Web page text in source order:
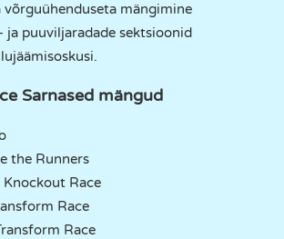
võrguühenduseta mängimine
ja puuviljaradade sektsioonid
Sarnased mängud
the Runners
Race
Race
Race